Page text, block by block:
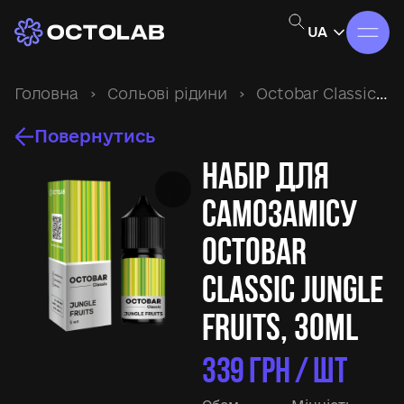
UA
Головна › Сольові рідини › Octobar Classic
Повернутись
Набір для
самозамісу
Octobar
Classic Jungle
Fruits, 30ml
339ГРН / ШТ